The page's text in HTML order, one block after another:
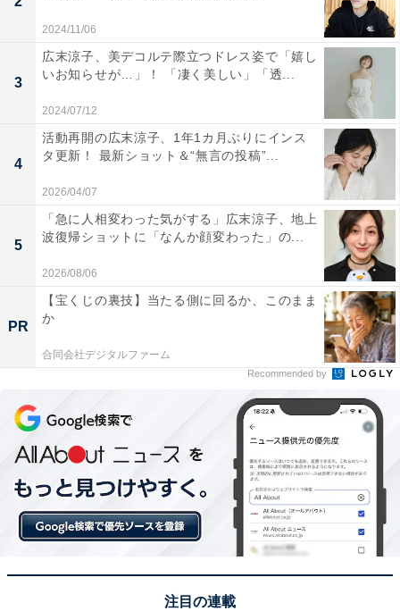
2024/11/06
3
広末涼子、美デコルテ際立つドレス姿で「嬉し
いお知らせが…」！ 「凄く美しい」「透...
2024/07/12
4
活動再開の広末涼子、1年1カ月ぶりにインス
タ更新！ 最新ショット＆“無言の投稿”...
2026/04/07
5
「急に人相変わった気がする」広末涼子、地上
波復帰ショットに「なんか顔変わった」の...
2026/08/06
PR
【宝くじの裏技】当たる側に回るか、このまま
か
合同会社デジタルファーム
Recommended by
注目の連載